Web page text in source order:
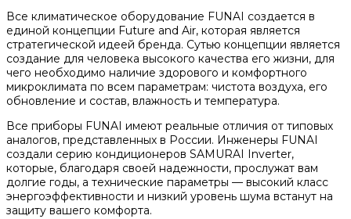
Все климатическое оборудование FUNAI создается в
единой концепции Future and Air, которая является
стратегической идеей бренда. Сутью концепции является
создание для человека высокого качества его жизни, для
чего необходимо наличие здорового и комфортного
микроклимата по всем параметрам: чистота воздуха, его
обновление и состав, влажность и температура.
Все приборы FUNAI имеют реальные отличия от типовых
аналогов, представленных в России. Инженеры FUNAI
создали серию кондиционеров SAMURAI Inverter,
которые, благодаря своей надежности, прослужат вам
долгие годы, а технические параметры — высокий класс
энергоэффективности и низкий уровень шума встанут на
защиту вашего комфорта.